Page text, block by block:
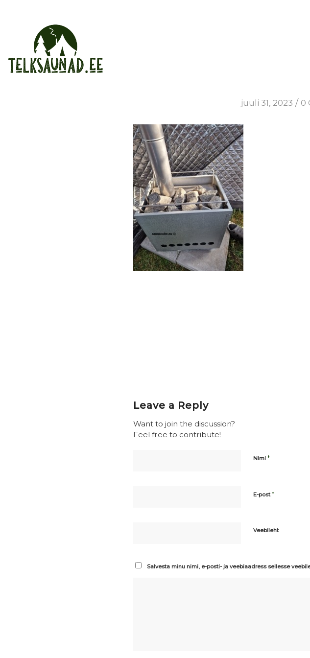
juuli 31, 2023 / 0
Leave a Reply
Want to join the discussion?
Feel free to contribute!
Nimi *
E-post*
Veebileht
Salvesta minu nimi, e-posti- ja veebiaadress sellesse